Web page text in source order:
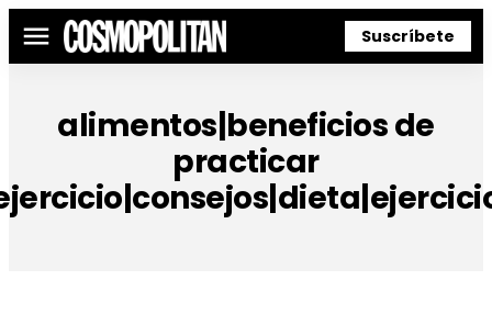
Menú Suscríbete
alimentos|beneficios de
practicar